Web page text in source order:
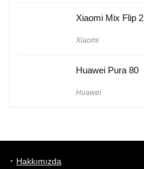
Xiaomi Mix Flip 2
Xiaomi
Huawei Pura 80
Huawei
Hakkımızda